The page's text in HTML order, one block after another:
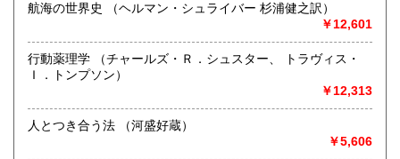
航海の世界史 （ヘルマン・シュライバー 杉浦健之訳）
￥12,601
行動薬理学 （チャールズ・Ｒ．シュスター、 トラヴィス・
Ｉ．トンプソン）
￥12,313
人とつき合う法 （河盛好蔵）
￥5,606